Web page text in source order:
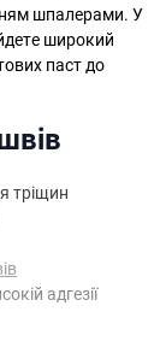
шпалерами. У
широкий
паст до
тріщин
адгезії